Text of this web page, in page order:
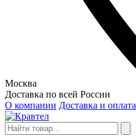
Москва
Доставка по всей России
О компании Доставка и оплата